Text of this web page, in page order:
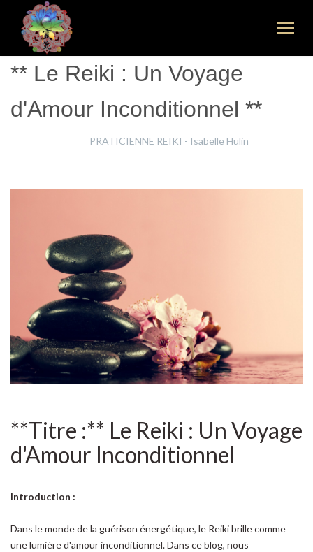
** Le Reiki : Un Voyage
d'Amour Inconditionnel **
PRATICIENNE REIKI - Isabelle Hulin
**Titre :** Le Reiki : Un Voyage
d'Amour Inconditionnel
Introduction :
Dans le monde de la guérison énergétique, le Reiki brille comme
une lumière d'amour inconditionnel. Dans ce blog, nous